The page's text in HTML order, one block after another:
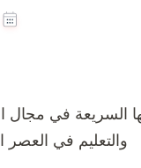
السريعة في مجال
والتعليم في العصر